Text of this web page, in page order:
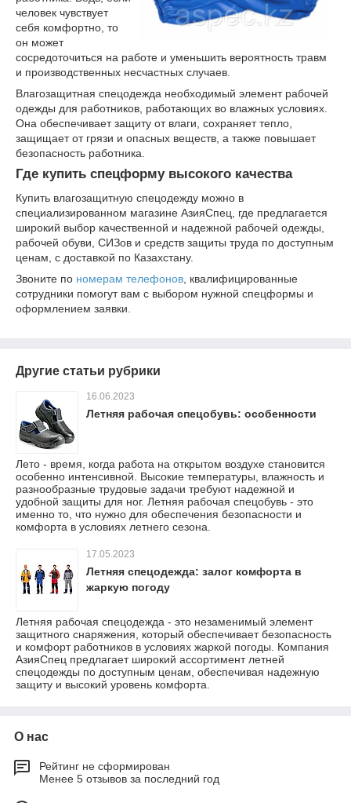
человек чувствует
себя комфортно, то
он может
сосредоточиться на работе и уменьшить вероятность травм
и производственных несчастных случаев.
Влагозащитная спецодежда необходимый элемент рабочей
одежды для работников, работающих во влажных условиях.
Она обеспечивает защиту от влаги, сохраняет тепло,
защищает от грязи и опасных веществ, а также повышает
безопасность работника.
Где купить спецформу высокого качества
Купить влагозащитную спецодежду можно в
специализированном магазине АзияСпец, где предлагается
широкий выбор качественной и надежной рабочей одежды,
рабочей обуви, СИЗов и средств защиты труда по доступным
ценам, с доставкой по Казахстану.
Звоните по номерам телефонов , квалифицированные
сотрудники помогут вам с выбором нужной спецформы и
оформлением заявки.
Другие статьи рубрики
16.06.2023
Летняя рабочая спецобувь: особенности
Лето - время, когда работа на открытом воздухе становится
особенно интенсивной. Высокие температуры, влажность и
разнообразные трудовые задачи требуют надежной и
удобной защиты для ног. Летняя рабочая спецобувь - это
именно то, что нужно для обеспечения безопасности и
комфорта в условиях летнего сезона.
17.05.2023
Летняя спецодежда: залог комфорта в
жаркую погоду
Летняя рабочая спецодежда - это незаменимый элемент
защитного снаряжения, который обеспечивает безопасность
и комфорт работников в условиях жаркой погоды. Компания
АзияСпец предлагает широкий ассортимент летней
спецодежды по доступным ценам, обеспечивая надежную
защиту и высокий уровень комфорта.
О нас
Рейтинг не сформирован
Менее 5 отзывов за последний год